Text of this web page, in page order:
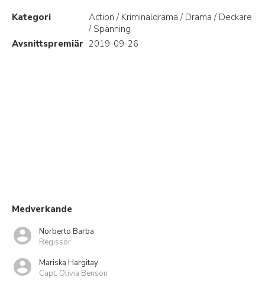
Kategori
Action / Kriminaldrama / Drama / Deckare
/ Spänning
Avsnittspremiär 2019-09-26
Medverkande
Norberto Barba
Regissör
Mariska Hargitay
Capt. Olivia Benson